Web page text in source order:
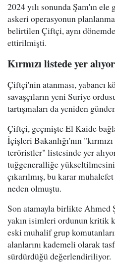
2024 yılı sonunda Şam'ın
askeri operasyonun
belirtilen Çiftçi, aynı
ettirilmişti.
Kırmızı listede yer
Çiftçi'nin atanması, yabancı
savaşçıların yeni Suriye
tartışmaları da yeniden
Çiftçi, geçmişte El Kaide
İçişleri Bakanlığı'nın
teröristler" listesinde yer
tuğgeneralliğe
çıkarılmış, bu karar
neden olmuştu.
Son atamayla birlikte Ahmed
yakın isimleri ordunun kritik
eski muhalif grup
alanlarını kademeli olarak
sürdürdüğü değerlendiriliyor.